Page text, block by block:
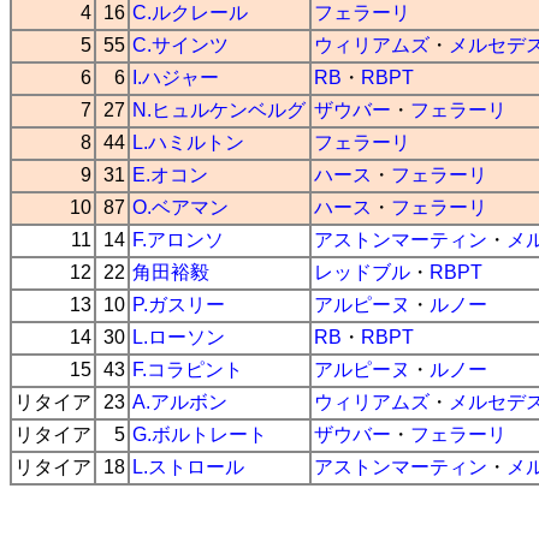
4
16 C.ルクレール
フェラーリ
5 55 C.サインツ ウィリアムズ ・ メルセデ
6
6 I.ハジャー RB ・ RBPT
7
27 N.ヒュルケンベルグ ザウバー ・ フェラーリ
8 44 L.ハミルトン
フェラーリ
9 31 E.オコン ハース ・ フェラーリ
10 87 O.ベアマン ハース ・ フェラーリ
11
14 F.アロンソ アストンマーティン ・ メ
12
22 角田裕毅 レッドブル ・ RBPT
13
10 P.ガスリー アルピーヌ ・ ルノー
14 30 L.ローソン RB ・ RBPT
15 43 F.コラピント アルピーヌ ・ ルノー
リタイア
23 A.アルボン ウィリアムズ ・ メルセデ
リタイア
5 G.ボルトレート ザウバー ・ フェラーリ
リタイア
18 L.ストロール アストンマーティン ・ メ